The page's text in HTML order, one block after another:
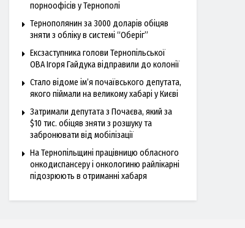
порноофісів у Тернополі
Тернополянин за 3000 доларів обіцяв
зняти з обліку в системі “Оберіг”
Ексзаступника голови Тернопільської
ОВА Ігоря Гайдука відправили до колонії
Стало відоме ім’я почаївського депутата,
якого піймали на великому хабарі у Києві
Затримали депутата з Почаєва, який за
$10 тис. обіцяв зняти з розшуку та
забронювати від мобілізації
На Тернопільщині працівницю обласного
онкодиспансеру і онкологиню райлікарні
підозрюють в отриманні хабаря